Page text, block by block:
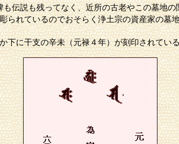
伝説も残ってなく、近所の古老やこの墓地
られているのでおそらく浄土宗の資産家の墓
下に干支の辛未（元禄４年）が刻印されてい